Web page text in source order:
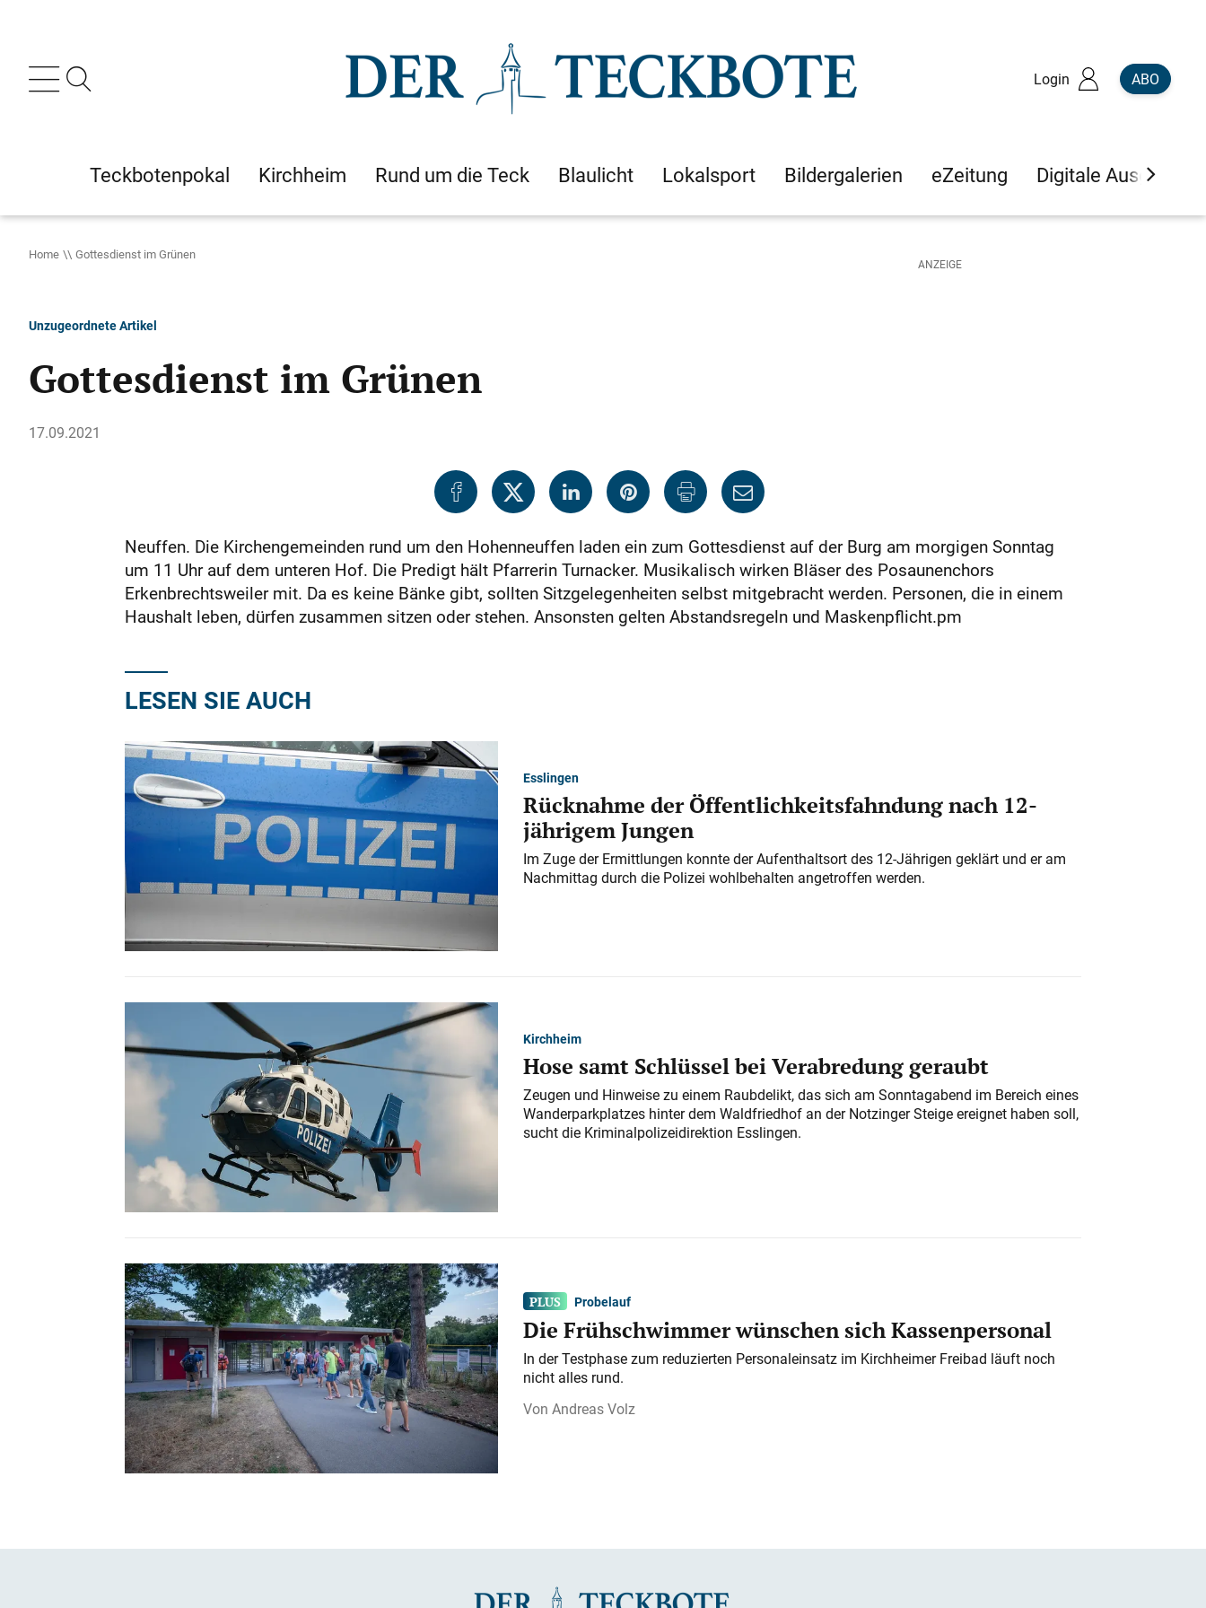
Login ABO
Teckbotenpokal Kirchheim Rund um die Teck Blaulicht Lokalsport Bildergalerien eZeitung Digitale Ausgaben
Home Gottesdienst im Grünen
Unzugeordnete Artikel
Gottesdienst im Grünen
17.09.2021
Neuffen. Die Kirchengemeinden rund um den Hohenneuffen laden ein zum Gottesdienst auf der Burg am morgigen Sonntag
um 11 Uhr auf dem unteren Hof. Die Predigt hält Pfarrerin Turnacker. Musikalisch wirken Bläser des Posaunenchors
Erkenbrechtsweiler mit. Da es keine Bänke gibt, sollten Sitzgelegenheiten selbst mitgebracht werden. Personen, die in einem
Haushalt leben, dürfen zusammen sitzen oder stehen. Ansonsten gelten Abstandsregeln und Maskenpflicht.pm
LESEN SIE AUCH
Esslingen
Rücknahme der Öffentlichkeitsfahndung nach 12-
jährigem Jungen
Im Zuge der Ermittlungen konnte der Aufenthaltsort des 12-Jährigen geklärt und er am
Nachmittag durch die Polizei wohlbehalten angetroffen werden.
Kirchheim
Hose samt Schlüssel bei Verabredung geraubt
Zeugen und Hinweise zu einem Raubdelikt, das sich am Sonntagabend im Bereich eines
Wanderparkplatzes hinter dem Waldfriedhof an der Notzinger Steige ereignet haben soll,
sucht die Kriminalpolizeidirektion Esslingen.
Probelauf
Die Frühschwimmer wünschen sich Kassenpersonal
In der Testphase zum reduzierten Personaleinsatz im Kirchheimer Freibad läuft noch
nicht alles rund.
Andreas Volz